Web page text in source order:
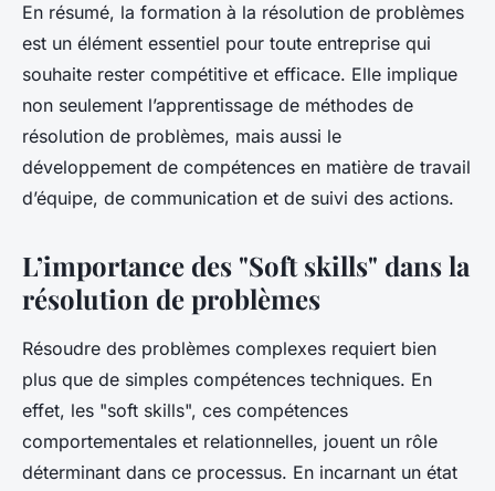
En résumé, la formation à la résolution de problèmes
est un élément essentiel pour toute entreprise qui
souhaite rester compétitive et efficace. Elle implique
non seulement l’apprentissage de méthodes de
résolution de problèmes, mais aussi le
développement de compétences en matière de travail
d’équipe, de communication et de suivi des actions.
L’importance des "Soft skills" dans la
résolution de problèmes
Résoudre des problèmes complexes requiert bien
plus que de simples compétences techniques. En
effet, les "soft skills", ces compétences
comportementales et relationnelles, jouent un rôle
déterminant dans ce processus. En incarnant un état